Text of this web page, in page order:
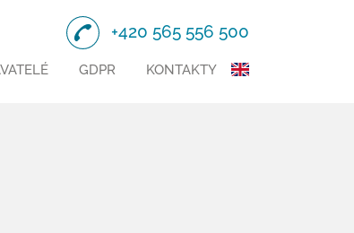
+420 565 556 500
GDPR KONTAKTY